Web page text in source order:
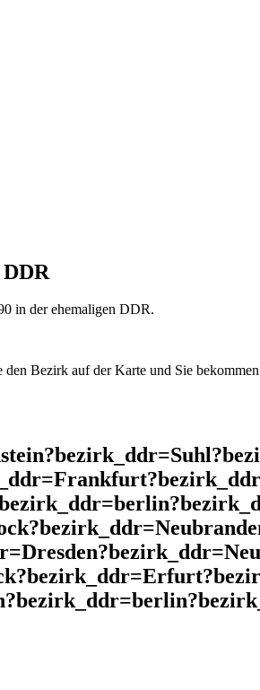
in der ehemaligen DDR.
Bezirk auf der Karte und Sie